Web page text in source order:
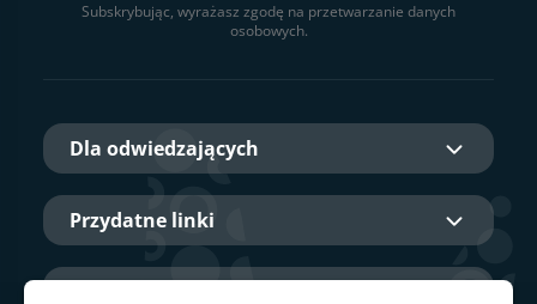
Subskrybując, wyrażasz zgodę na przetwarzanie danych
osobowych.
Dla odwiedzających
Przydatne linki